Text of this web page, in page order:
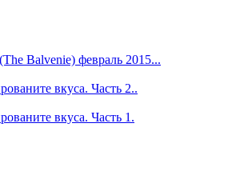
Balvenie) февраль 2015...
вкуса. Часть 2..
вкуса. Часть 1.